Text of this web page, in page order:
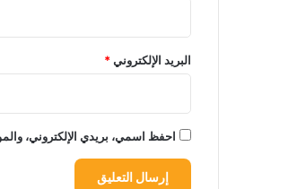
البريد الإلكتروني*
احفظ اسمي، بريدي الإلكتروني،